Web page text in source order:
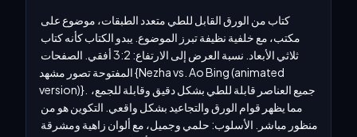
المفتوحة تصور مشهد {Nezha vs. Ao Bing (animated
version)}. جميع العناصر قابلة للطي بشكل دقيق وقابلة للجمع،